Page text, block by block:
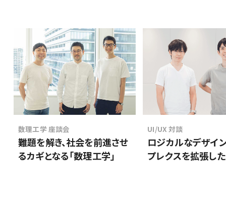
数理工学 座談会
難題を解き、社会を前進させ
るカギとなる「数理工学」
UI/UX 対談
ロジカルなデザイ
プレクスを拡張し